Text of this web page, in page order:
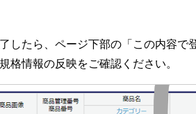
したら、ページ下部の「この内容で
格情報の反映をご確認ください。